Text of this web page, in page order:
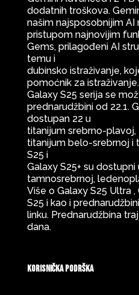
dodatnih troškova.
našim najsposobnijim
pristupom najnovijim
Gems, prilagođeni AI
temu i
dubinsko istraživanje,
pomoćnik za istraživanje.
Galaxy S25 serija se
prednarudžbini od 22.1.
dostupan 22 u
titanijum srebrno-plavoj,
titanijum belo-srebrnoj i
S25 i
Galaxy S25+ su
tamnosrebrnoj,
Više o Galaxy S25 Ultra ,
S25 i kao i
linku. Prednarudžbina
dana.
Korisnička podrška